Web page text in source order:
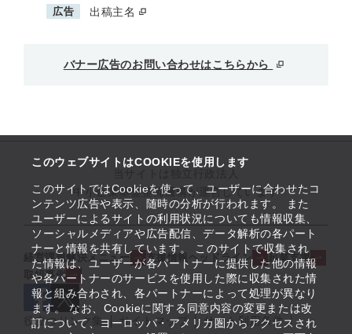
このウェブサイトはCOOKIEを使用します
このサイトではCookieを使って、ユーザーに合わせたコ
ンテンツ広告や表示、随時の分析が行われます。 また
ユーザーによるサイトの利用状況についても情報収集、
ソーシャルメディアや広告配信、データ解析の各パート
ナーと情報を共有しています。 このサイトで収集され
た情報は、ユーザーが各パートナーに提供した他の情報
や各パートナーのサービスを使用した際に収集された情
報と組み合わされ、各パートナーによって処理が異なり
ます。 なお、Cookieに関する同意内容の変更または改
訂について、ヨーロッパ・アメリカ圏からアクセスされ
広告 出稿主名
バナー広告のお問い合わせはこちらから
中小企業基盤整備機構が運営しています
経営課題解決メニュー 支援情報ヘッドライン
起業支援
取組事例
役立つリンク集 サイトマップ
サイト利用条件